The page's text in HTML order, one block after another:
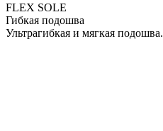
FLEX SOLE
Гибкая подошва
Ультрагибкая и мягкая подошва.